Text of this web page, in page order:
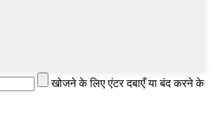
खोजने के लिए एंटर दबाएँ या बंद करने के